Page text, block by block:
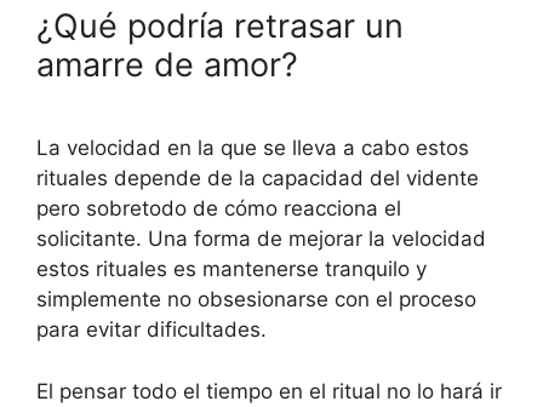
¿Qué podría retrasar un
amarre de amor?
La velocidad en la que se lleva a cabo estos
rituales depende de la capacidad del vidente
pero sobretodo de cómo reacciona el
solicitante. Una forma de mejorar la velocidad
estos rituales es mantenerse tranquilo y
simplemente no obsesionarse con el proceso
para evitar dificultades.
El pensar todo el tiempo en el ritual no lo hará ir